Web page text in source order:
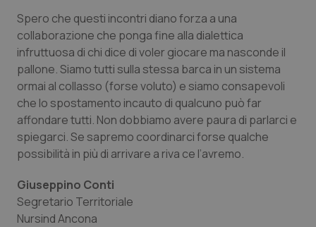
Puglia
Sardegna
Sicilia
Toscana
Umbria
Valle D’Aosta
Malattie rare
Malattia di Crohn & Rettocolite Ulcerosa
Neuroscienze & patologie neurodegenerative
Obesità
Oftalmologia
Oncodermatologia
Spero che questi incontri diano forza a una
collaborazione che ponga fine alla dialettica
infruttuosa di chi dice di voler giocare ma nasconde il
pallone. Siamo tutti sulla stessa barca in un sistema
ormai al collasso (forse voluto) e siamo consapevoli
che lo spostamento incauto di qualcuno può far
affondare tutti. Non dobbiamo avere paura di parlarci e
spiegarci. Se sapremo coordinarci forse qualche
possibilità in più di arrivare a riva ce l’avremo.
Giuseppino Conti
Segretario Territoriale
Nursind Ancona